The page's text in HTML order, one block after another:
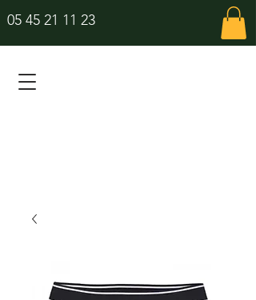
05 45 21 11 23